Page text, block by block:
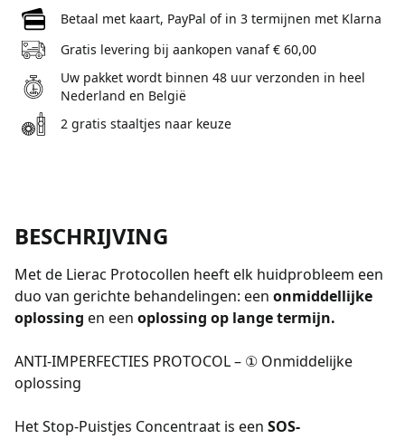
Betaal met kaart, PayPal of in 3 termijnen met Klarna
Gratis levering bij aankopen vanaf € 60,00
Uw pakket wordt binnen 48 uur verzonden in heel
Nederland en België
2 gratis staaltjes naar keuze
BESCHRIJVING
Met de Lierac Protocollen heeft elk huidprobleem een
duo van gerichte behandelingen: een onmiddellijke
oplossing en een oplossing op lange termijn.
ANTI-IMPERFECTIES PROTOCOL – ① Onmiddelijke
oplossing
Het Stop-Puistjes Concentraat is een SOS-